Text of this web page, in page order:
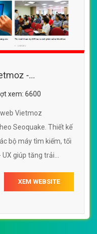
-
xem: 6600
Vietmoz
Seoquake. Thiết kế
bộ máy tìm kiếm, tối
UX giúp tăng trải
XEM WEBSITE